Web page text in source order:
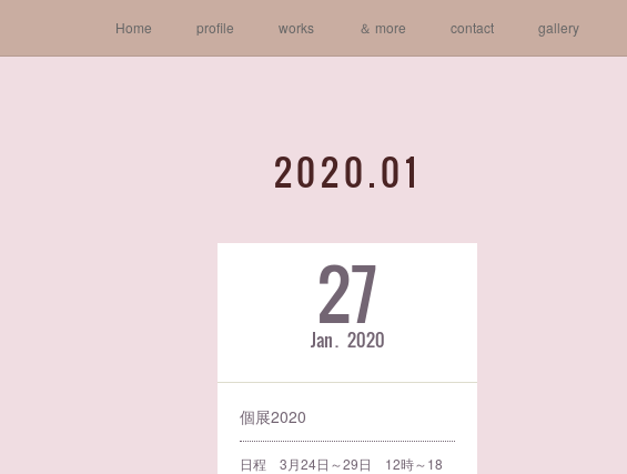
Home profile works ＆ more contact gallery
2020.01
27
Jan 2020
個展2020
日程 3月24日～29日 12時～18